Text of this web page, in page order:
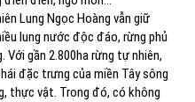
Lung Ngọc Hoàng vẫn giữ
lung nước độc đáo, rừng phủ
gần 2.800ha rừng tự nhiên,
đặc trưng của miền Tây sông
thực vật. Trong đó, có không